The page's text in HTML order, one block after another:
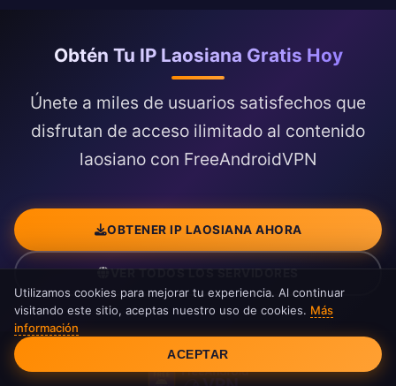
Obtén Tu IP Laosiana Gratis Hoy
Únete a miles de usuarios satisfechos que
disfrutan de acceso ilimitado al contenido
laosiano con FreeAndroidVPN
OBTENER IP LAOSIANA AHORA
VER TODOS LOS SERVIDORES
Consentimiento de cookies
Utilizamos cookies para mejorar tu experiencia. Al continuar
visitando este sitio, aceptas nuestro uso de cookies. Más
información
ACEPTAR